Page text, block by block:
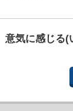
意気に感じる(